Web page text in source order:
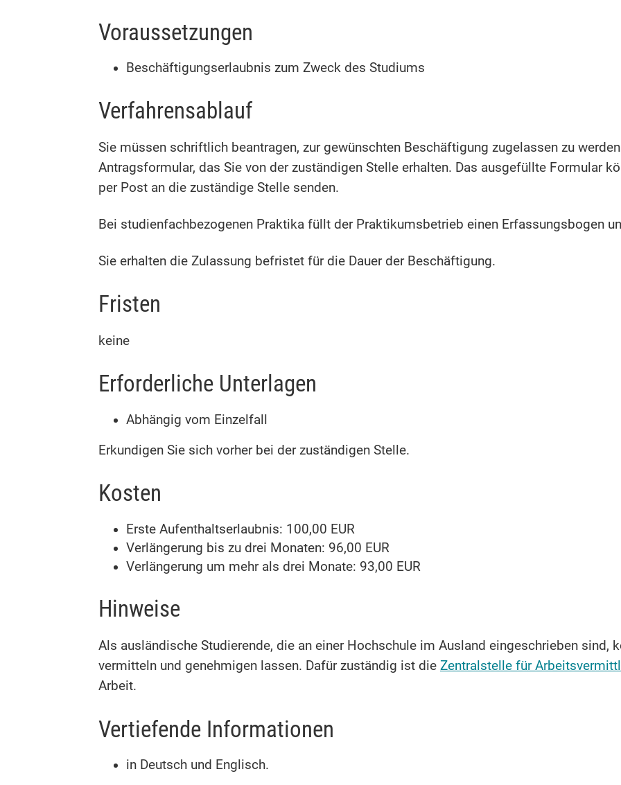
Voraussetzungen
Beschäftigungserlaubnis zum Zweck des Studiums
Verfahrensablauf
Sie müssen schriftlich beantragen, zur gewünschten Beschäftigung zugelassen zu
Antragsformular, das Sie von der zuständigen Stelle erhalten. Das ausgefüllte Formular
per Post an die zuständige Stelle senden.
Bei studienfachbezogenen Praktika füllt der Praktikumsbetrieb einen Erfassungsbogen
Sie erhalten die Zulassung befristet für die Dauer der Beschäftigung.
Fristen
keine
Erforderliche Unterlagen
Abhängig vom Einzelfall
Erkundigen Sie sich vorher bei der zuständigen Stelle.
Kosten
Erste Aufenthaltserlaubnis: 100,00 EUR
Verlängerung bis zu drei Monaten: 96,00 EUR
Verlängerung um mehr als drei Monate: 93,00 EUR
Hinweise
Als ausländische Studierende, die an einer Hochschule im Ausland eingeschrieben sind,
vermitteln und genehmigen lassen. Dafür zuständig ist die Zentralstelle für
Arbeit.
Vertiefende Informationen
in Deutsch und Englisch.